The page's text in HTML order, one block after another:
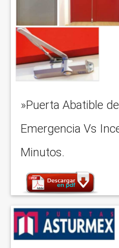
»Puerta Abatible
Emergencia Vs
Minutos.